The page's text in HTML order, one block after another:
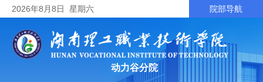
2026年8月8日 星期六 院部导航
动力谷分院